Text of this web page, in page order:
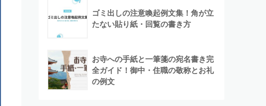
ゴミ出しの注意喚起例文集！角が立
たない貼り紙・回覧の書き方
お寺への手紙と一筆箋の宛名書き完
全ガイド！御中・住職の敬称とお礼
の例文